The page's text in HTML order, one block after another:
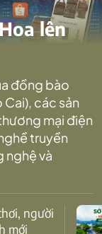
lên
đồng bào
các sản
mại điện
truyền
nghệ và
mới